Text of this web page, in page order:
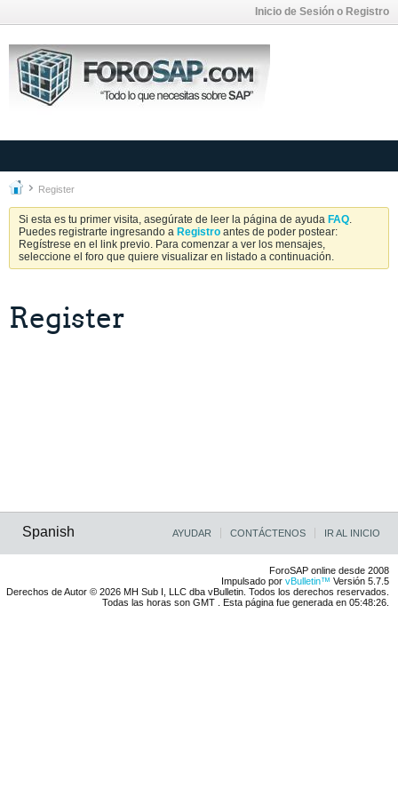
Inicio de Sesión o Registro
Register
Si esta es tu primer visita, asegúrate de leer la página de ayuda FAQ.
Puedes registrarte ingresando a Registro antes de poder postear:
Regístrese en el link previo. Para comenzar a ver los mensajes,
seleccione el foro que quiere visualizar en listado a continuación.
Register
Spanish AYUDAR CONTÁCTENOS IR AL INICIO
ForoSAP online desde 2008
Impulsado por vBulletin™ Versión 5.7.5
Derechos de Autor © 2026 MH Sub I, LLC dba vBulletin. Todos los derechos reservados.
Todas las horas son GMT . Esta página fue generada en 05:48:26.